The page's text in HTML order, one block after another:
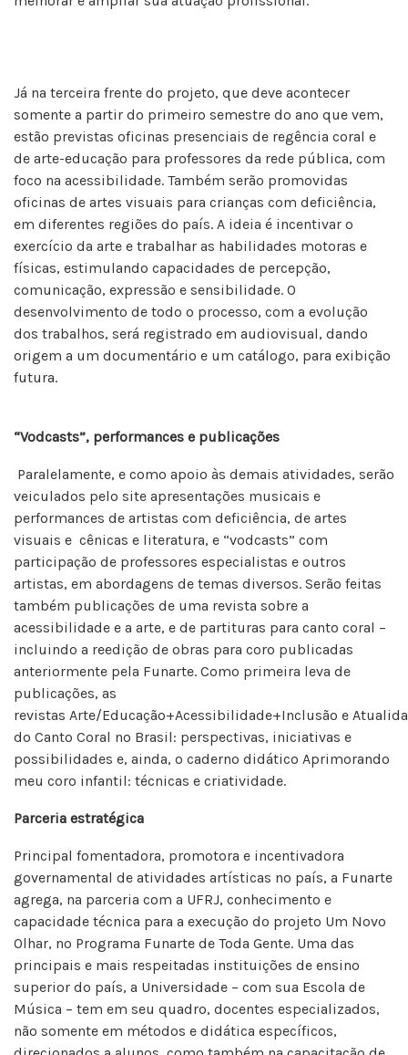
Já na terceira frente do projeto, que deve acontecer
somente a partir do primeiro semestre do ano que vem,
estão previstas oficinas presenciais de regência coral e
de arte-educação para professores da rede pública, com
foco na acessibilidade. Também serão promovidas
oficinas de artes visuais para crianças com deficiência,
em diferentes regiões do país. A ideia é incentivar o
exercício da arte e trabalhar as habilidades motoras e
físicas, estimulando capacidades de percepção,
comunicação, expressão e sensibilidade. O
desenvolvimento de todo o processo, com a evolução
dos trabalhos, será registrado em audiovisual, dando
origem a um documentário e um catálogo, para exibição
futura.
“Vodcasts”, performances e publicações
Paralelamente, e como apoio às demais atividades, serão
veiculados pelo site apresentações musicais e
performances de artistas com deficiência, de artes
visuais e cênicas e literatura, e “vodcasts” com
participação de professores especialistas e outros
artistas, em abordagens de temas diversos. Serão feitas
também publicações de uma revista sobre a
acessibilidade e a arte, e de partituras para canto coral –
incluindo a reedição de obras para coro publicadas
anteriormente pela Funarte. Como primeira leva de
publicações, as
revistas Arte/Educação+Acessibilidade+Inclusão e
do Canto Coral no Brasil: perspectivas, iniciativas e
possibilidades e, ainda, o caderno didático Aprimorando
meu coro infantil: técnicas e criatividade.
Parceria estratégica
Principal fomentadora, promotora e incentivadora
governamental de atividades artísticas no país, a Funarte
agrega, na parceria com a UFRJ, conhecimento e
capacidade técnica para a execução do projeto Um Novo
Olhar, no Programa Funarte de Toda Gente. Uma das
principais e mais respeitadas instituições de ensino
superior do país, a Universidade – com sua Escola de
Música – tem em seu quadro, docentes especializados,
não somente em métodos e didática específicos,